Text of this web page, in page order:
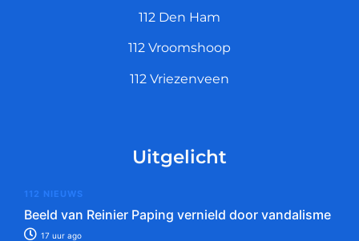
112 Den Ham
112 Vroomshoop
112 Vriezenveen
Uitgelicht
112 NIEUWS
Beeld van Reinier Paping vernield door vandalisme
17 uur ago